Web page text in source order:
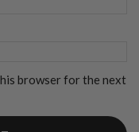
browser for the next